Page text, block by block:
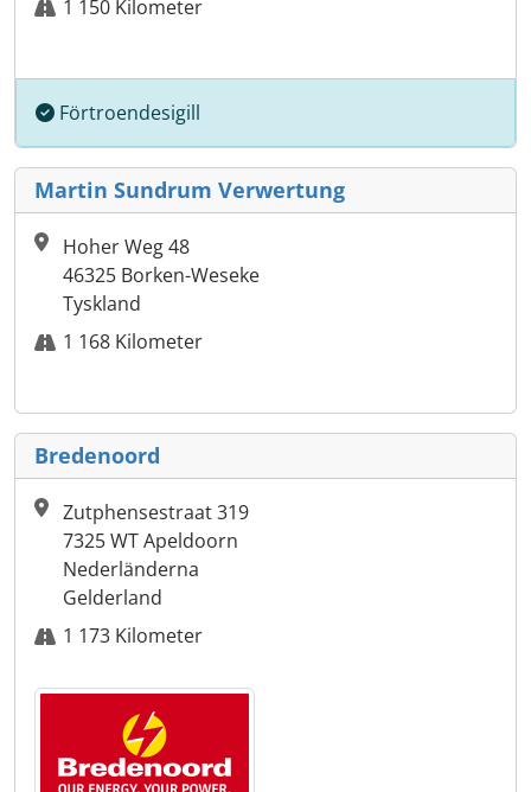
1 150 Kilometer
Förtroendesigill
Martin Sundrum Verwertung
Hoher Weg 48
46325 Borken-Weseke
Tyskland
1 168 Kilometer
Bredenoord
Zutphensestraat 319
7325 WT Apeldoorn
Nederländerna
Gelderland
1 173 Kilometer